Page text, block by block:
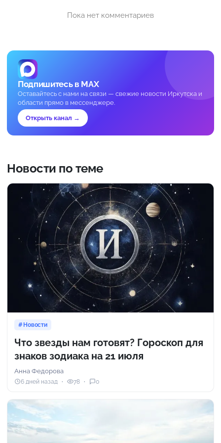
Пока нет комментариев
Подпишитесь в MAX
Оставайтесь с нами на связи — свежие новости Иркутска и
области прямо в мессенджере.
Открыть канал →
Новости по теме
Новости
Что звезды нам готовят? Гороскоп для
знаков зодиака на 21 июля
Анна Федорова
6 дней назад 78 0